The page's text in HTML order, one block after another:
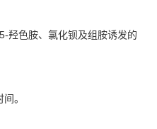
羟色胺、氯化钡及组胺诱发的
。